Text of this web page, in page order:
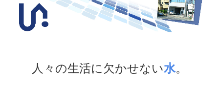
人々の生活に欠かせない水。